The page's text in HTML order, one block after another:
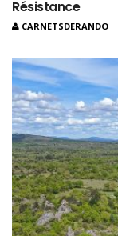
Résistance
CARNETSDERANDO